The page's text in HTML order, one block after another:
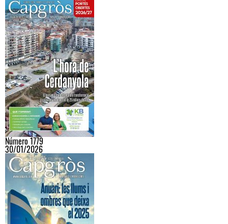
Número 1779
30/01/2026